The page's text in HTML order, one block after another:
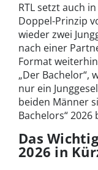
RTL setzt auch
Doppel-Prinzip
wieder zwei
nach einer
Format
„Der Bachelor“,
nur ein
beiden Männer
Bachelors“ 2026
Das
2026 in